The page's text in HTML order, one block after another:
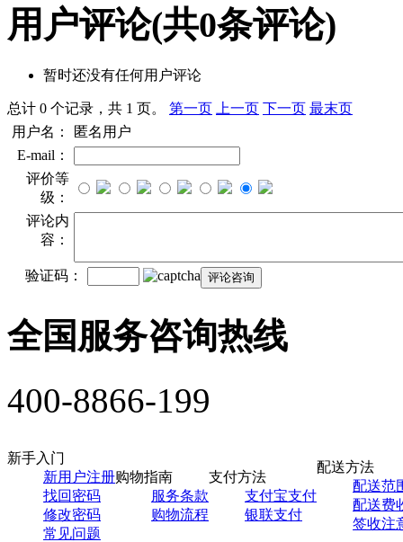
用户评论(共0条评论)
暂时还没有任何用户评论
总计 0 个记录，共 1 页。 第一页 上一页 下一页 最末页
用户名：
匿名用户
E-mail：
评价等
级：
评论内
容：
验证码：
全国服务咨询热线
400-8866-199
新手入门
新用户注册
找回密码
修改密码
常见问题
购物指南
服务条款
购物流程
支付方法
支付宝支付
银联支付
配送方法
配送范
配送费
签收注